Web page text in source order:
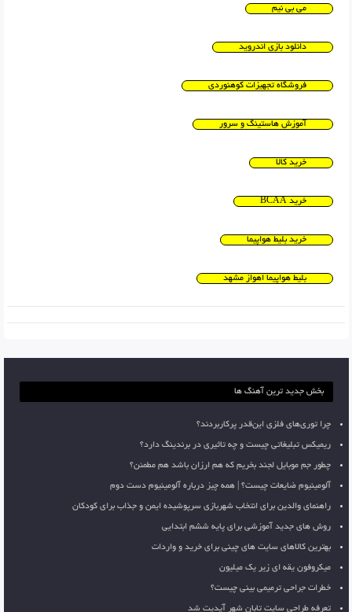
می بی نیم
دانلود بازی اندروید
فروشگاه تجهیزات کوهنوردی
آموزش هاستینگ و سرور
خرید کالا
خرید BCAA
خرید بلیط هواپیما
بلیط هواپیما اهواز مشهد
بخش جدید ترین آهنگ ها
چرا توری‌های فلزی این‌قدر پرکاربردند؟
ریمیکس تبلیغاتی چیست و چه تاثیری در برندینگ دارد؟
چطور جم موبایل لجند بخریم که هم ارزان باشد هم مطمئن؟
آلومینیوم ضایعات چیست؟ | همه چیز درباره آلومینیوم دست دوم
راهنمای والدین برای انتخاب شهربازی سرپوشیده ایمن و جذاب برای کودکان
روش های جدید آموزشی برای پایه ششم ابتدایی
بهترین کالاهای سایت های چینی برای خرید و واردات
میکروفون یقه ای زیر یک میلیون
خطرات جراحی ترمیمی بینی چیست؟
تعرفه طراحی سایت تابان شهر آپدیت شد